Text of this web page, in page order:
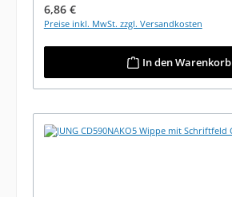
Regulärer Preis:
6,86 €
Preise inkl. MwSt. zzgl. Versandkosten
In den Warenkorb